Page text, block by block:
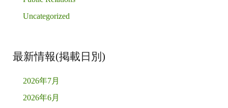
Uncategorized
最新情報(掲載日別)
2026年7月
2026年6月